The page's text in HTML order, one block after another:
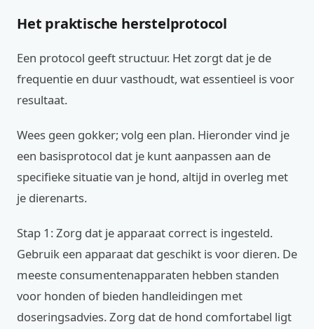
Het praktische herstelprotocol
Een protocol geeft structuur. Het zorgt dat je de
frequentie en duur vasthoudt, wat essentieel is voor
resultaat.
Wees geen gokker; volg een plan. Hieronder vind je
een basisprotocol dat je kunt aanpassen aan de
specifieke situatie van je hond, altijd in overleg met
je dierenarts.
Stap 1: Zorg dat je apparaat correct is ingesteld.
Gebruik een apparaat dat geschikt is voor dieren. De
meeste consumentenapparaten hebben standen
voor honden of bieden handleidingen met
doseringsadvies. Zorg dat de hond comfortabel ligt